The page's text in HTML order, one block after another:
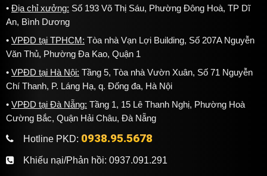
Địa chỉ xưởng: Số 193 Võ Thị Sáu, Phường Đông Hoà, TP Dĩ
An, Bình Dương
VPĐD tại TPHCM: Tòa nhà Vạn Lợi Building, Số 207A Nguyễn
Văn Thủ, Phường Đa Kao, Quận 1
VPĐD tại Hà Nội: Tầng 5, Tòa nhà Vườn Xuân, Số 71 Nguyễn
Chí Thanh, P. Láng Hạ, q. Đống đa, Hà Nội
VPĐD tại Đà Nẵng: Tầng 1, 15 Lê Thanh Nghị, Phường Hoà
Cường Bắc, Quận Hải Châu, Đà Nẵng
Hotline PKD: 0938.95.5678
Khiếu nại/Phản hồi: 0937.091.291